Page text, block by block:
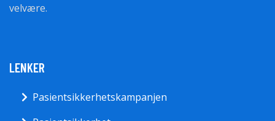
velvære.
LENKER
Pasientsikkerhetskampanjen